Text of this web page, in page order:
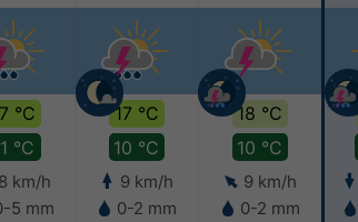
°C
°C
8 km/h
5 mm
17 °C
10 °C
9 km/h
0-2 mm
18 °C
10 °C
9 km/h
0-2 mm